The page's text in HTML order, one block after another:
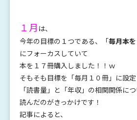
１月 は、
今年の目標の１つである、「毎月本
にフォーカスしていて
本を１７冊購入しました！！ｗ
そもそも目標を「毎月１０冊」に設定
「読書量」と「年収」の相関関係に
読んだのがきっかけです！
記事によると、